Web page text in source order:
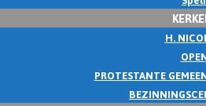
H.
PROTESTANTE